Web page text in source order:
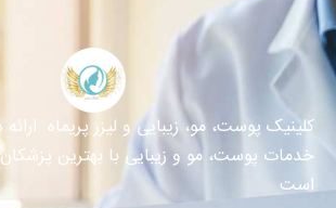
کلینیک پوست، مو، زیبایی و لیزر پریماه ارائه
خدمات پوست، مو و زیبایی با بهترین
است